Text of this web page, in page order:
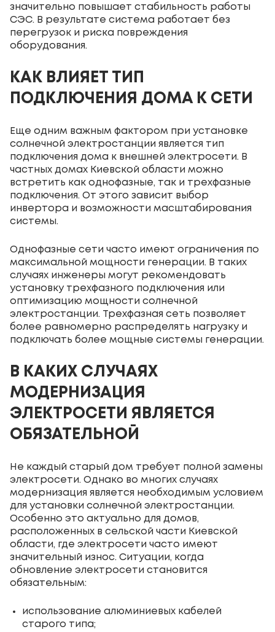
значительно повышает стабильность работы
СЭС. В результате система работает без
перегрузок и риска повреждения
оборудования.
КАК ВЛИЯЕТ ТИП
ПОДКЛЮЧЕНИЯ ДОМА К СЕТИ
Еще одним важным фактором при установке
солнечной электростанции является тип
подключения дома к внешней электросети. В
частных домах Киевской области можно
встретить как однофазные, так и трехфазные
подключения. От этого зависит выбор
инвертора и возможности масштабирования
системы.
Однофазные сети часто имеют ограничения по
максимальной мощности генерации. В таких
случаях инженеры могут рекомендовать
установку трехфазного подключения или
оптимизацию мощности солнечной
электростанции. Трехфазная сеть позволяет
более равномерно распределять нагрузку и
подключать более мощные системы генерации.
В КАКИХ СЛУЧАЯХ
МОДЕРНИЗАЦИЯ
ЭЛЕКТРОСЕТИ ЯВЛЯЕТСЯ
ОБЯЗАТЕЛЬНОЙ
Не каждый старый дом требует полной замены
электросети. Однако во многих случаях
модернизация является необходимым условием
для установки солнечной электростанции.
Особенно это актуально для домов,
расположенных в сельской части Киевской
области, где электросети часто имеют
значительный износ. Ситуации, когда
обновление электросети становится
обязательным:
использование алюминиевых кабелей
старого типа;